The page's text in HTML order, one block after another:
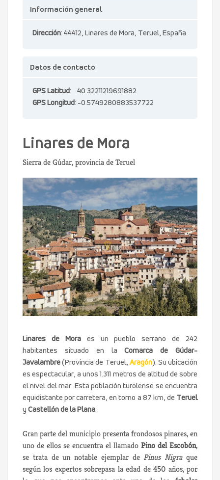
Información general
Dirección: 44412, Linares de Mora, Teruel, España
Datos de contacto
GPS Latitud: 40.32211219691882
GPS Longitud: -0.5749280883537722
Linares de Mora
Sierra de Gúdar, provincia de Teruel
Linares de Moraes un pueblo serrano de 242
habitantes situado en laComarca de Gúdar-
Javalambre(Provincia de Teruel, Aragón). Su ubicación
es espectacular, a unos 1.311 metros de altitud de sobre
el nivel del mar. Esta población turolense se encuentra
equidistante por carretera, en torno a 87 km, de Teruel
y Castellón de la Plana.
Gran parte del municipio presenta frondosos pinares, en
uno de ellos se encuentra el llamado Pino del Escobón,
se trata de un notable ejemplar de Pinus Nigraque
según los expertos sobrepasa la edad de 450 años, por